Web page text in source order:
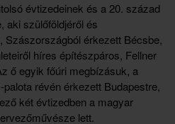
évtizedeinek és a 20. század
aki szülőföldjéről és
Szászországból érkezett Bécsbe,
híres építészpáros, Fellner
ő egyik főúri megbízásuk, a
révén érkezett Budapestre,
két évtizedben a magyar
lett.